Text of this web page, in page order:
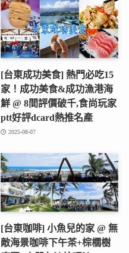
[台東成功美食] 熱門必吃15
家！成功美食&成功漁港海
鮮 @ 8間評價破千,食尚玩家
ptt好評dcard熱推名產
2025-08-07
[台東咖啡] 小魚兒的家 @ 無
敵海景咖啡下午茶+棕櫚樹